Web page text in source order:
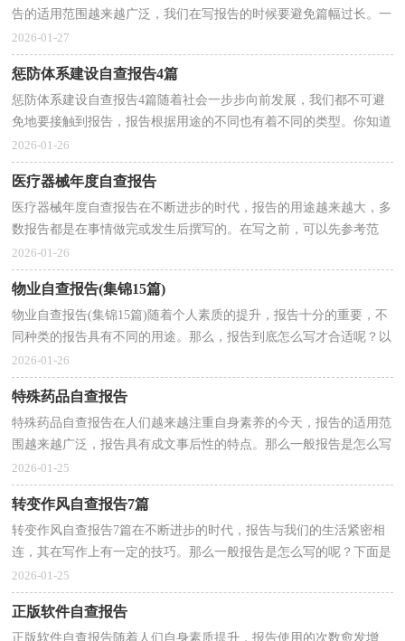
告的适用范围越来越广泛，我们在写报告的时候要避免篇幅过长。一
听到写报告就拖延症懒癌齐复发？下面是小编为大家...
2026-01-27
惩防体系建设自查报告4篇
惩防体系建设自查报告4篇随着社会一步步向前发展，我们都不可避
免地要接触到报告，报告根据用途的不同也有着不同的类型。你知道
怎样写报告才能写的好吗？下面是小编为大家收集的...
2026-01-26
医疗器械年度自查报告
医疗器械年度自查报告在不断进步的时代，报告的用途越来越大，多
数报告都是在事情做完或发生后撰写的。在写之前，可以先参考范
文，以下是小编帮大家整理的医疗器械年度自查报告，希望...
2026-01-26
物业自查报告(集锦15篇)
物业自查报告(集锦15篇)随着个人素质的提升，报告十分的重要，不
同种类的报告具有不同的用途。那么，报告到底怎么写才合适呢？以
下是小编为大家整理的物业自查报告，欢迎大家分享。物...
2026-01-26
特殊药品自查报告
特殊药品自查报告在人们越来越注重自身素养的今天，报告的适用范
围越来越广泛，报告具有成文事后性的特点。那么一般报告是怎么写
的呢？以下是小编帮大家整理的特殊药品自查报告，供...
2026-01-25
转变作风自查报告7篇
转变作风自查报告7篇在不断进步的时代，报告与我们的生活紧密相
连，其在写作上有一定的技巧。那么一般报告是怎么写的呢？下面是
小编帮大家整理的转变作风自查报告，供大家参考借鉴，...
2026-01-25
正版软件自查报告
正版软件自查报告随着人们自身素质提升，报告使用的次数愈发增